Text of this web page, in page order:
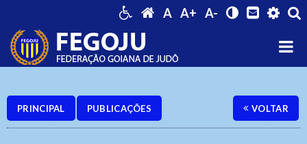
A A+ A-
PRINCIPAL PUBLICAÇÕES VOLTAR